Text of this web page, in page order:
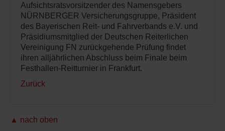
Aufsichtsratsvorsitzender des Namensgebers
NÜRNBERGER Versicherungsgruppe, Präsident
des Bayerischen Reit- und Fahrverbands e.V. und
Präsidiumsmitglied der Deutschen Reiterlichen
Vereinigung FN zurückgehende Prüfung findet
ihren alljährlichen Abschluss beim Finale beim
Festhallen-Reitturnier in Frankfurt.
Zurück
▲ nach oben